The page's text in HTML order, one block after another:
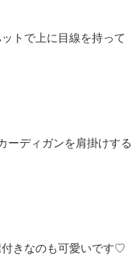
トで上に目線を持って
ーディガンを肩掛けする
きなのも可愛いです♡